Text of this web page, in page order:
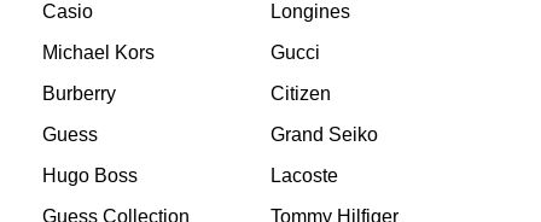
Casio
Longines
Michael Kors
Gucci
Burberry
Citizen
Guess
Grand Seiko
Hugo Boss
Lacoste
Guess Collection
Tommy Hilfiger